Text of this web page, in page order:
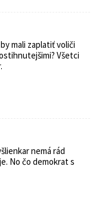
mali zaplatiť voliči
Všetci
nemá rád
No čo demokrat s